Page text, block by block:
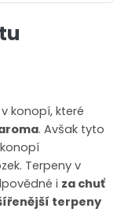
konopí, které
. Avšak tyto
Terpeny v
i za chuť
terpeny